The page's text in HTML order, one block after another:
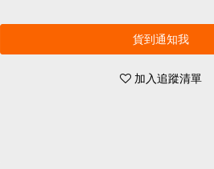
貨到通知我
加入追蹤清單